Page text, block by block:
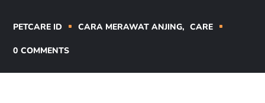
PETCARE ID CARA MERAWAT ANJING CARE
0 COMMENTS